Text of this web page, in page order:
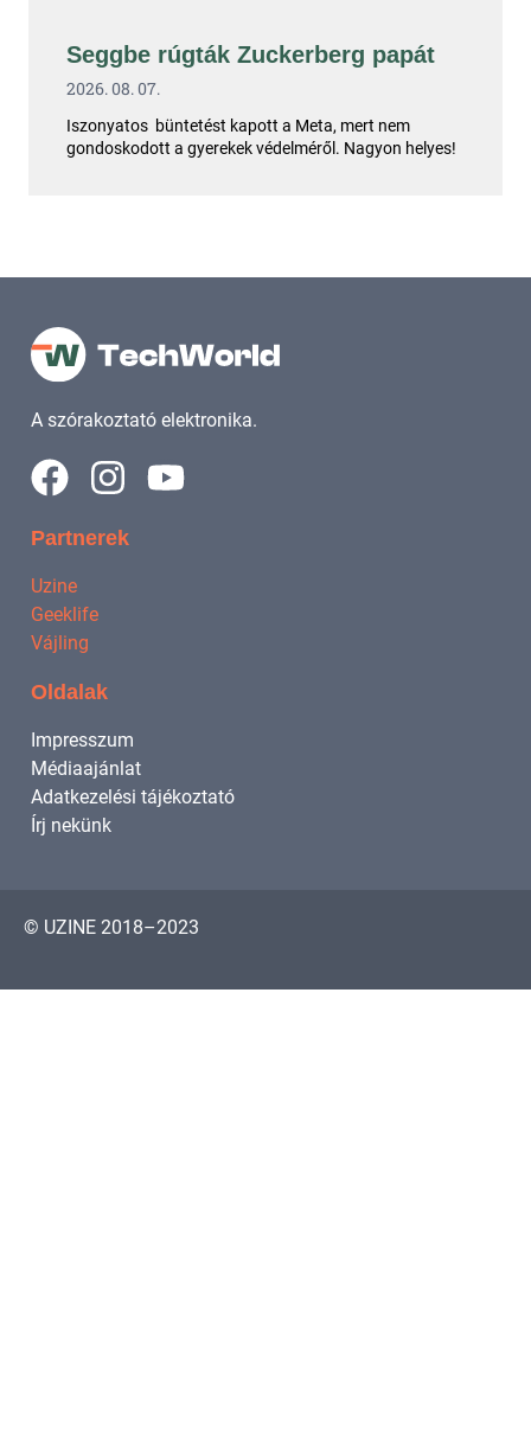
Seggbe rúgták Zuckerberg papát
2026. 08. 07.
Iszonyatos büntetést kapott a Meta, mert nem
gondoskodott a gyerekek védelméről. Nagyon helyes!
A szórakoztató elektronika.
Partnerek
Uzine
Geeklife
Vájling
Oldalak
Impresszum
Médiaajánlat
Adatkezelési tájékoztató
Írj nekünk
© UZINE 2018–2023